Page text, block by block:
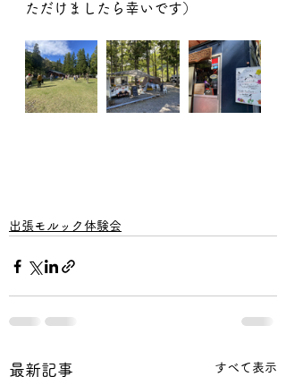
ただけましたら幸いです）
出張モルック体験会
最新記事 すべて表示